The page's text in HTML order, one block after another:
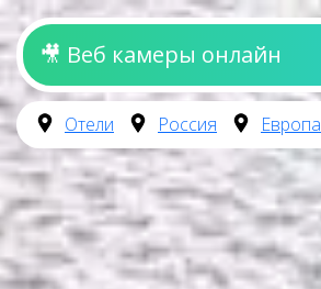
🎥 Веб камеры онлайн
Отели Россия Европа